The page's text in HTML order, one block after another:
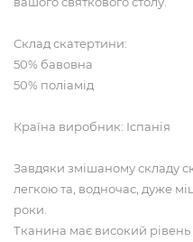
Склад скатертини:
50% бавовна
50% поліамід
Країна виробник: Іспанія
Завдяки змішаному складу
легкою та, водночас, дуже
роки.
Тканина має високий рівень